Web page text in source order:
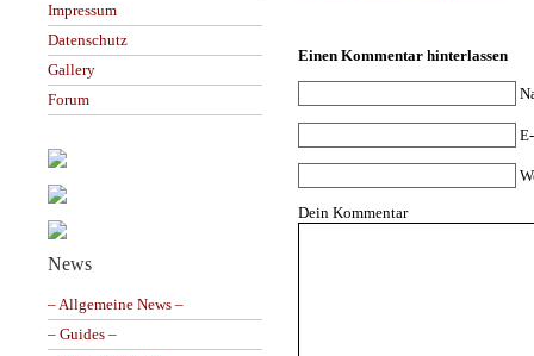
Impressum
Datenschutz
Gallery
Forum
News
– Allgemeine News –
– Guides –
Einen Kommentar hinterlassen
Dein Kommentar